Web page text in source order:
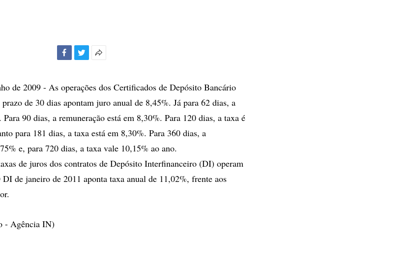
compartilhamento
de 2009 - As operações dos Certificados de Depósito Bancário
de 30 dias apontam juro anual de 8,45%. Já para 62 dias, a
90 dias, a remuneração está em 8,30%. Para 120 dias, a taxa é
para 181 dias, a taxa está em 8,30%. Para 360 dias, a
e, para 720 dias, a taxa vale 10,15% ao ano.
de juros dos contratos de Depósito Interfinanceiro (DI) operam
de janeiro de 2011 aponta taxa anual de 11,02%, frente aos
- Agência IN)